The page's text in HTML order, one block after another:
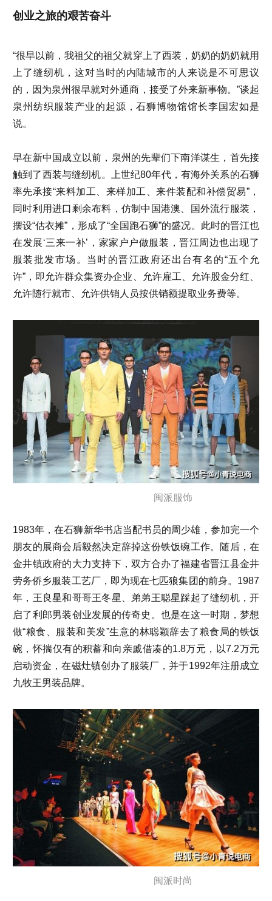
创业之旅的艰苦奋斗
“很早以前，我祖父的祖父就穿上了西装，奶奶的奶奶就用
上了缝纫机，这对当时的内陆城市的人来说是不可思议
的，因为泉州很早就对外通商，接受了外来新事物。”谈起
泉州纺织服装产业的起源，石狮博物馆馆长李国宏如是
说。
早在新中国成立以前，泉州的先辈们下南洋谋生，首先接
触到了西装与缝纫机。上世纪80年代，有海外关系的石狮
率先承接“来料加工、来样加工、来件装配和补偿贸易”，
同时利用进口剩余布料，仿制中国港澳、国外流行服装，
摆设“估衣摊”，形成了“全国跑石狮”的盛况。此时的晋江也
在发展‘三来一补’，家家户户做服装，晋江周边也出现了
服装批发市场。当时的晋江政府还出台有名的“五个允
许”，即允许群众集资办企业、允许雇工、允许股金分红、
允许随行就市、允许供销人员按供销额提取业务费等。
闽派服饰
1983年，在石狮新华书店当配书员的周少雄，参加完一个
朋友的展商会后毅然决定辞掉这份铁饭碗工作。随后，在
金井镇政府的大力支持下，双方合办了福建省晋江县金井
劳务侨乡服装工艺厂，即为现在七匹狼集团的前身。1987
年，王良星和哥哥王冬星、弟弟王聪星踩起了缝纫机，开
启了利郎男装创业发展的传奇史。也是在这一时期，梦想
做“粮食、服装和美发”生意的林聪颖辞去了粮食局的铁饭
碗，怀揣仅有的积蓄和向亲戚借凑的1.8万元，以7.2万元
启动资金，在磁灶镇创办了服装厂，并于1992年注册成立
九牧王男装品牌。
闽派时尚